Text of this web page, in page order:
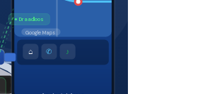
Google Maps
⌂ ✆ ♪
● Draadloos